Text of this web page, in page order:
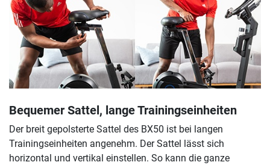
Bequemer Sattel, lange Trainingseinheiten
Der breit gepolsterte Sattel des BX50 ist bei langen
Trainingseinheiten angenehm. Der Sattel lässt sich
horizontal und vertikal einstellen. So kann die ganze